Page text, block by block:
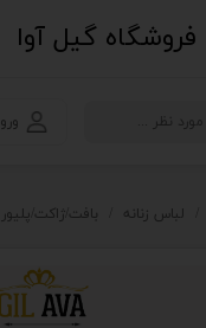
​فروشگاه گیل آوا
لباس زنانه بافت/ژاکت/پلیور